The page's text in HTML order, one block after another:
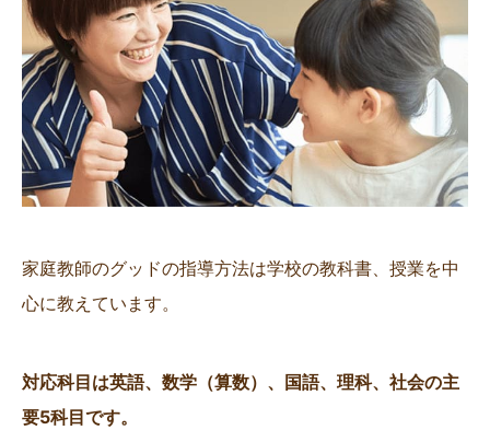
家庭教師のグッドの指導方法は学校の教科書、授業を中
心に教えています。
対応科目は英語、数学（算数）、国語、理科、社会の主
要5科目です。